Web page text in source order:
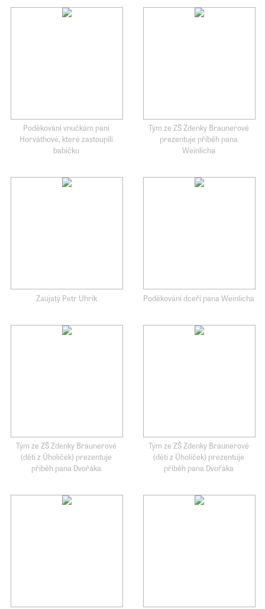
Poděkování vnučkám paní
Horváthové, které zastoupili
babičku
Tým ze ZŠ Zdenky Braunerové
prezentuje příběh pana
Weinlicha
Zaujatý Petr Uhrik Poděkování dceři pana Weinlicha
Tým ze ZŠ Zdenky Braunerové
(děti z Úholiček) prezentuje
příběh pana Dvořáka
Tým ze ZŠ Zdenky Braunerové
(děti z Úholiček) prezentuje
příběh pana Dvořáka